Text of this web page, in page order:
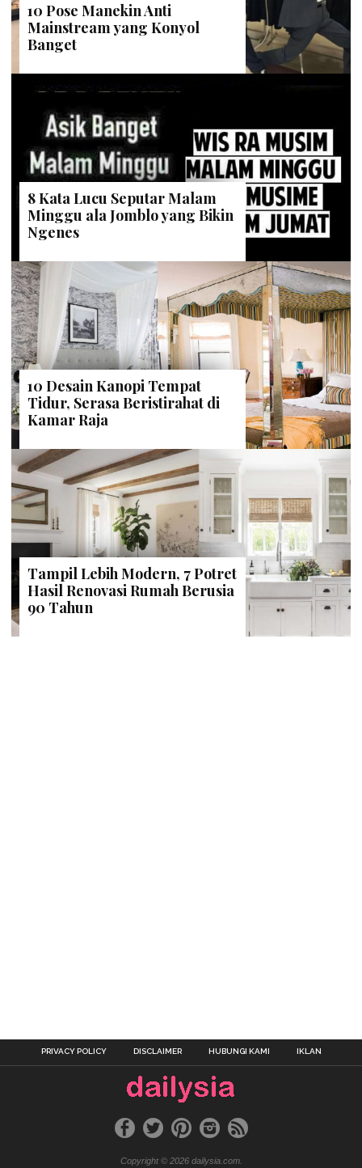
10 Pose Manekin Anti
Mainstream yang Konyol
Banget
8 Kata Lucu Seputar Malam
Minggu ala Jomblo yang Bikin
Ngenes
10 Desain Kanopi Tempat
Tidur, Serasa Beristirahat di
Kamar Raja
Tampil Lebih Modern, 7 Potret
Hasil Renovasi Rumah Berusia
90 Tahun
PRIVACY POLICY DISCLAIMER HUBUNGI KAMI IKLAN
Copyright © 2026 dailysia.com.